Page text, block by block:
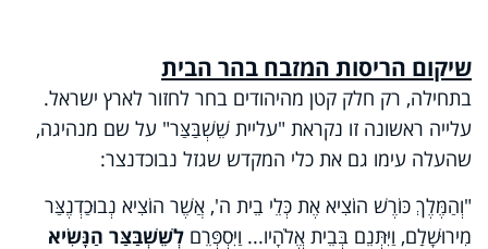
שיקום הריסות המזבח בהר הבית
בתחילה, רק חלק קטן מהיהודים בחר לחזור לארץ ישראל.
עלייה ראשונה זו נקראת "עליית שֵׁשְׁבַּצַּר" על שם מנהיגה,
שהעלה עימו גם את כלי המקדש שגזל נבוכדנצר:
"וְהַמֶּלֶךְ כּוֹרֶשׁ הוֹצִיא אֶת כְּלֵי בֵית ה', אֲשֶׁר הוֹצִיא נְבוּכַדְנֶצַּר
מִירוּשָׁלִַם, וַיִּתְּנֵם בְּבֵית אֱלֹהָיו... וַיִּסְפְּרֵם לְשֵׁשְׁבַּצַּר הַנָּשִׂיא